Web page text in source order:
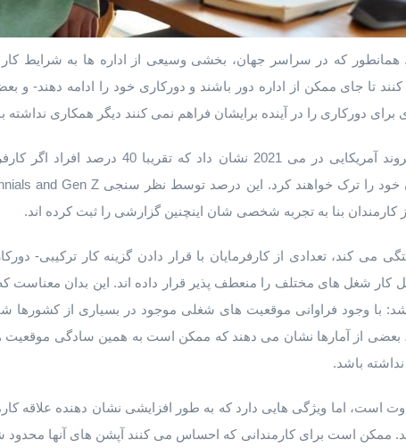
همانطور که در سراسر جهان، بخشی وسیعی از اداره ها به شرایط کار
تا جای ممکن از اداره دور باشند و دورکاری خود را ادامه دهند- و
برای دورکاری را در آینده برایشان فراهم نمی کنند دیگر همکاری نداشته
نظرسنجی مورنینگ کانسلات از 1000 شهروند آمریکایی در می 2021
بنا به تجربه شخصی شان اینچنین گزارشی را ثبت کرده اند.
می کند، تعدادی از کارفرمایان با قرار دادن گزینه کار ترکیبی-
کار شغل های مختلف را منعطف پذیر قرار داده اند. این بدان معناست
با وجود فراوانی موقعیت های شغلی موجود در بسیاری از کشورها
بعضی از آمارها نشان می دهند که ممکن است به همین سادگی
باشد.
است، اما ویژگی هایی دارد که به طور افزایشی نشان دهنده علاقه
ممکن است برای کارمندانی که احساس می کنند آپشن های آنها